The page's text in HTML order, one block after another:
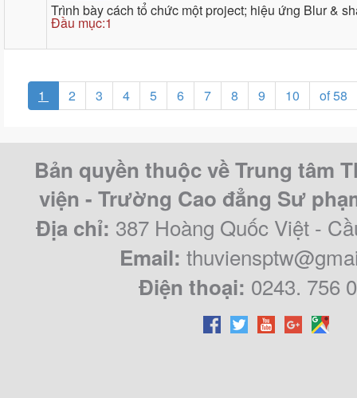
Trình bày cách tổ chức một project; hiệu ứng Blur &
Đầu mục:1
1 2 3 4 5 6 7 8 9 10 of 58
Bản quyền thuộc về Trung tâm
viện - Trường Cao đẳng Sư
Địa chỉ: 387 Hoàng Quốc Việt -
Email:
Điện thoại: 0243. 756